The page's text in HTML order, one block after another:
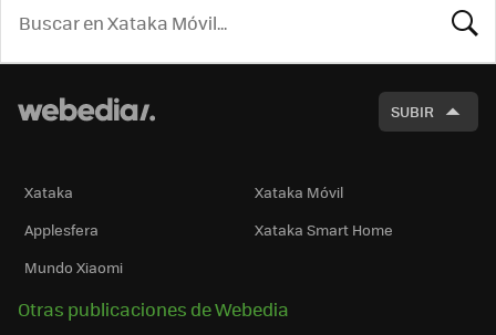
SUBIR
Xataka
Xataka Móvil
Applesfera
Xataka Smart Home
Mundo Xiaomi
Otras publicaciones de Webedia